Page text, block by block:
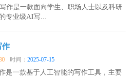
作是一款面向学生、职场人士以及科研
专业级AI写...
作
时间：2025-07-15
是一款基于人工智能的写作工具，主要